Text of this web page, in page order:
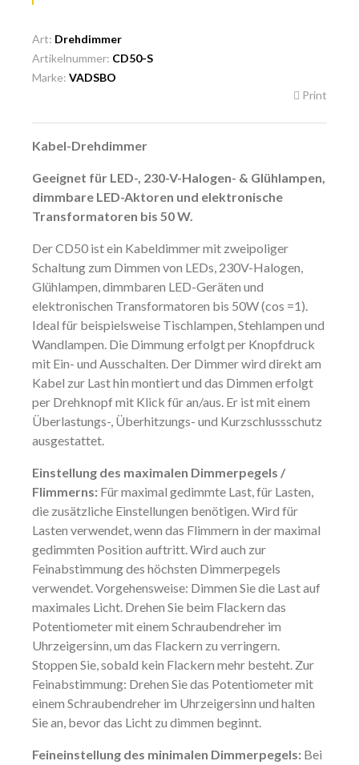
Art: Drehdimmer
Artikelnummer: CD50-S
Marke: VADSBO
Print
Kabel-Drehdimmer
Geeignet für LED-, 230-V-Halogen- & Glühlampen,
dimmbare LED-Aktoren und elektronische
Transformatoren bis 50 W.
Der CD50 ist ein Kabeldimmer mit zweipoliger
Schaltung zum Dimmen von LEDs, 230V-Halogen,
Glühlampen, dimmbaren LED-Geräten und
elektronischen Transformatoren bis 50W (cos =1).
Ideal für beispielsweise Tischlampen, Stehlampen und
Wandlampen. Die Dimmung erfolgt per Knopfdruck
mit Ein- und Ausschalten. Der Dimmer wird direkt am
Kabel zur Last hin montiert und das Dimmen erfolgt
per Drehknopf mit Klick für an/aus. Er ist mit einem
Überlastungs-, Überhitzungs- und Kurzschlussschutz
ausgestattet.
Einstellung des maximalen Dimmerpegels /
Flimmerns: Für maximal gedimmte Last, für Lasten,
die zusätzliche Einstellungen benötigen. Wird für
Lasten verwendet, wenn das Flimmern in der maximal
gedimmten Position auftritt. Wird auch zur
Feinabstimmung des höchsten Dimmerpegels
verwendet. Vorgehensweise: Dimmen Sie die Last auf
maximales Licht. Drehen Sie beim Flackern das
Potentiometer mit einem Schraubendreher im
Uhrzeigersinn, um das Flackern zu verringern.
Stoppen Sie, sobald kein Flackern mehr besteht. Zur
Feinabstimmung: Drehen Sie das Potentiometer mit
einem Schraubendreher im Uhrzeigersinn und halten
Sie an, bevor das Licht zu dimmen beginnt.
Feineinstellung des minimalen Dimmerpegels: Bei